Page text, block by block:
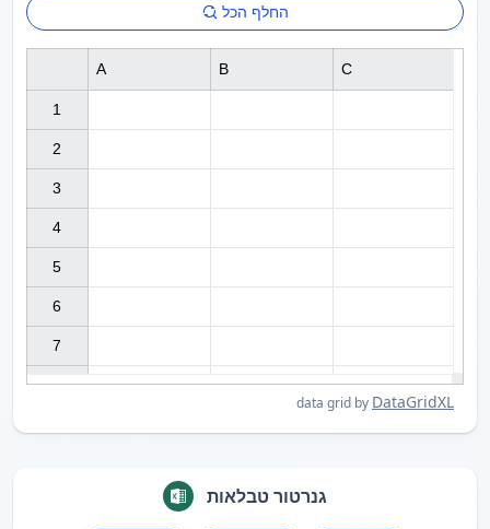
החלף הכל
1
2
3
4
5
6
7
A B C
data grid by DataGridXL
גנרטור טבלאות